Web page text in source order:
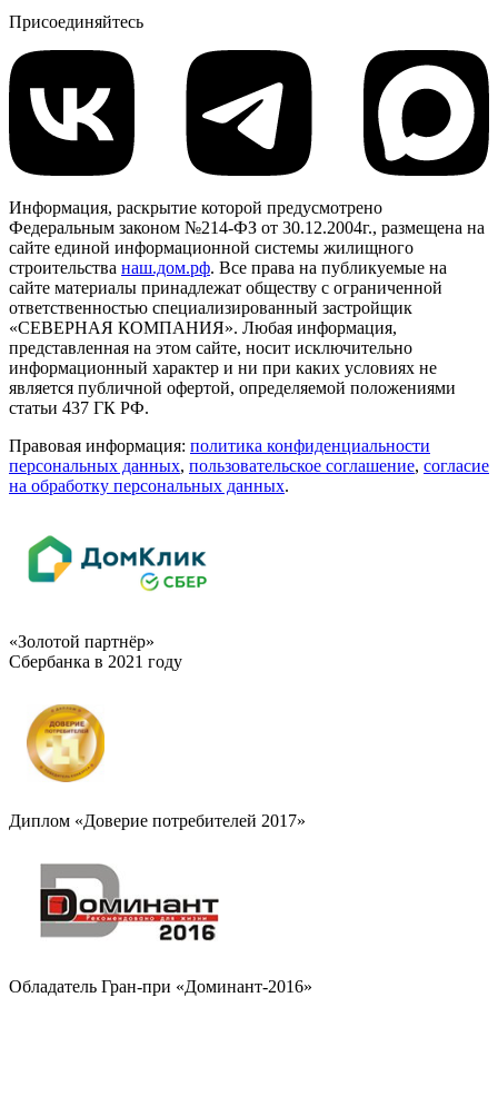
Присоединяйтесь
Информация, раскрытие которой предусмотрено
Федеральным законом №214-ФЗ от 30.12.2004г., размещена на
сайте единой информационной системы жилищного
строительства наш.дом.рф. Все права на публикуемые на
сайте материалы принадлежат обществу с ограниченной
ответственностью специализированный застройщик
«СЕВЕРНАЯ КОМПАНИЯ». Любая информация,
представленная на этом сайте, носит исключительно
информационный характер и ни при каких условиях не
является публичной офертой, определяемой положениями
статьи 437 ГК РФ.
Правовая информация: политика конфиденциальности
персональных данных, пользовательское cоглашение, cогласие
на обработку персональных данных.
«Золотой партнёр»
Сбербанка в 2021 году
Диплом «Доверие потребителей 2017»
Обладатель Гран-при «Доминант-2016»